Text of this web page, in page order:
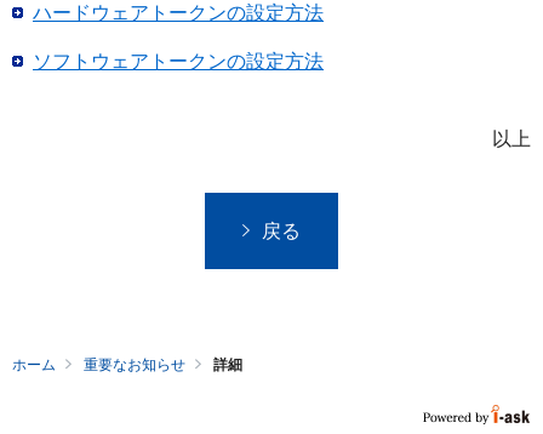
ハードウェアトークンの設定方法
ソフトウェアトークンの設定方法
以上
戻る
ホーム 重要なお知らせ 詳細